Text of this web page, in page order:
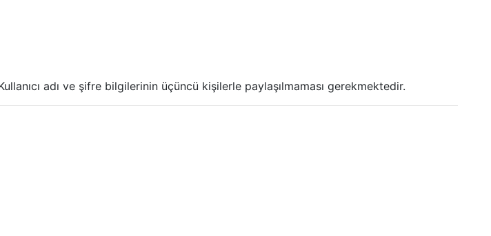
adı ve şifre bilgilerinin üçüncü kişilerle paylaşılmaması gerekmektedir.